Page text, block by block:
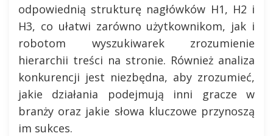
odpowiednią strukturę nagłówków H1, H2 i
H3, co ułatwi zarówno użytkownikom, jak i
robotom wyszukiwarek zrozumienie
hierarchii treści na stronie. Również analiza
konkurencji jest niezbędna, aby zrozumieć,
jakie działania podejmują inni gracze w
branży oraz jakie słowa kluczowe przynoszą
im sukces.